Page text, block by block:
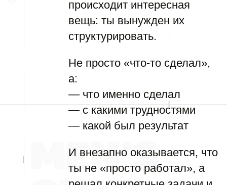
происходит интересная
вещь: ты вынужден их
структурировать.
Не просто «что-то сделал»,
а:
— что именно сделал
— с какими трудностями
— какой был результат
И внезапно оказывается, что
ты не «просто работал», а